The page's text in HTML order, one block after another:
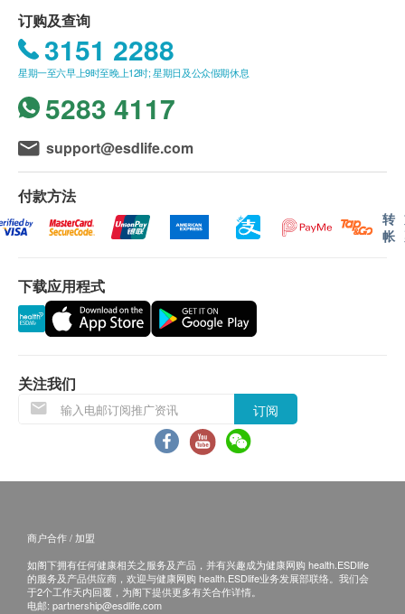
妇科基础检查
白带常规检查
薄层细胞学检测 (适合有性经验的女性检查)
人类乳头瘤病毒分型检测（27种）
十二导联心电图
乳酸脱氢酶
α-羟丁酸脱氢酶
肌酸激酶
高敏感丙种反应蛋白
同型半胱氨酸
电脑扫描
低放射剂量胸腔检查
幽门螺杆菌 重点项目
颈椎X光检查
骨质密度检查 重点项目
可先进行其他项目的检查，并安排您在另一个时间
如果您在检查前感到不适或患有其他疾患康覆(不
超过3天)，我们建议您延缓体检。避免实验室检查
可能会因此受到影响从而导致结果不准确。
告以及服用药物或药物名，可携带至医院。
企鹅门诊部可安排医护人员陪同提供翻译服务。
如果商户页面与体检计划页面的繁体中文、简体中
文、英文三个版本有任何抵触或不相符之处，应以
繁体中文版本为准。
体检报告为简体中文版本。
体检报告会在体检后7~14个工作日内发送，客户
可选择以下途径查看体检报告：
出具体检报告后，深圳企鹅门诊部会发送提醒
讯息至客户预留的手机号短信息内，微信小程
预留E-mail，深圳企鹅门诊部会在报告完成后
发送至客人电邮地址。
体检报告出具后可预约医生讲解报告，客户可选择
电话讲解：需至少提前1日预约具体时间
（WhatsApp：+86 19076182486），医生会按
预约时间主动联络客户。
当面讲解：需至少提前1日预约具体时间
（WhatsApp：+86 19076182486），体检人在
如有争议，健康网购health.ESDlife 及深圳企鹅门诊
部保留最后决定权。
订购及查询
3151 2288
星期一至六早上9时至晚上12时; 星期日及公众假期休息
5283 4117
support@esdlife.com
付款方法
转
帐
下载应用程式
关注我们
订阅
商户合作 / 加盟
如阁下拥有任何健康相关之服务及产品，并有兴趣成为健康网购 health.ESDlife
的服务及产品供应商，欢迎与健康网购 health.ESDlife业务发展部联络。我们会
于2个工作天内回覆，为阁下提供更多有关合作详情。
电邮: partnership@esdlife.com